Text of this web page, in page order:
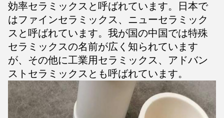
効率セラミックスと呼ばれています。日本で
はファインセラミックス、ニューセラミック
スと呼ばれています。我が国の中国では特殊
セラミックスの名前が広く知られています
が、その他に工業用セラミックス、アドバン
ストセラミックスとも呼ばれています。